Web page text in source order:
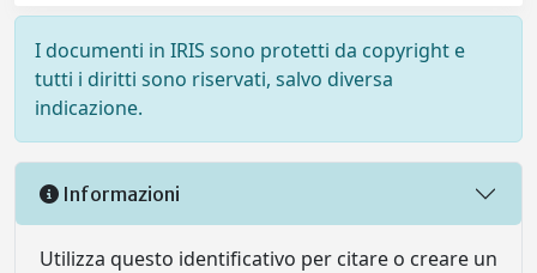
I documenti in IRIS sono protetti da copyright e
tutti i diritti sono riservati, salvo diversa
indicazione.
Informazioni
Utilizza questo identificativo per citare o creare un